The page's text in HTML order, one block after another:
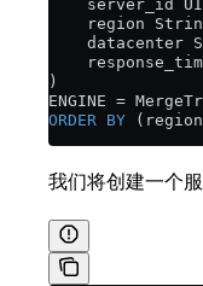
server_id
region
datacenter
)
ENGINE =
ORDER BY
我们将创建一个